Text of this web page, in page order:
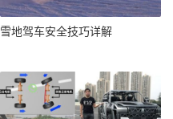
雪地驾车安全技巧详解